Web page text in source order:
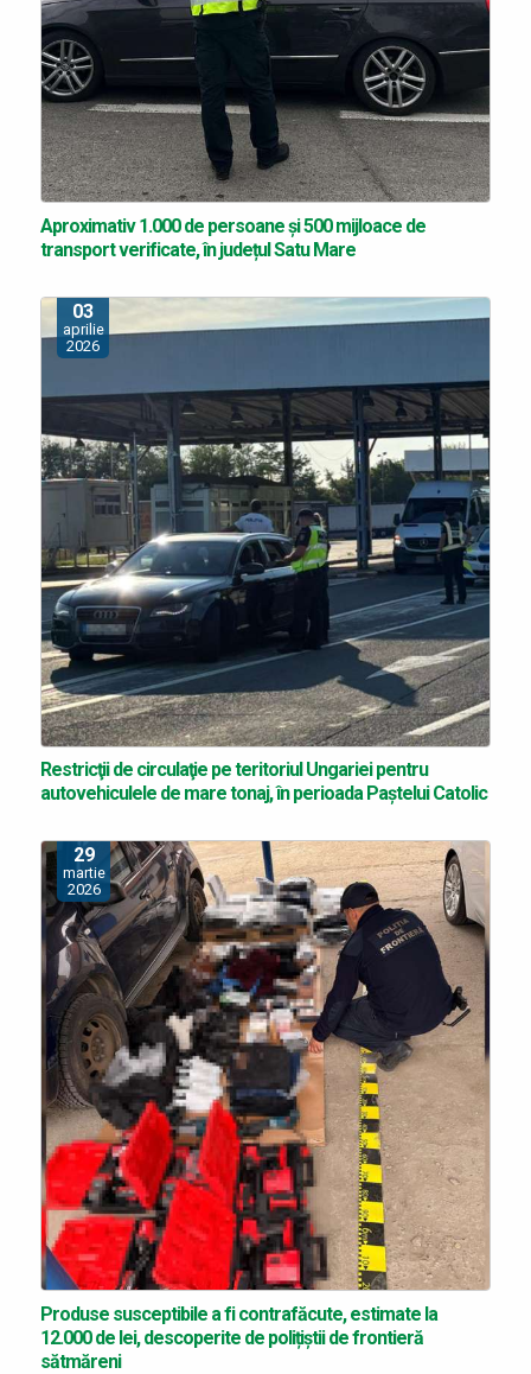
Aproximativ 1.000 de persoane și 500 mijloace de
transport verificate, în județul Satu Mare
03
aprilie
2026
Restricţii de circulaţie pe teritoriul Ungariei pentru
autovehiculele de mare tonaj, în perioada Paștelui Catolic
29
martie
2026
Produse susceptibile a fi contrafăcute, estimate la
12.000 de lei, descoperite de polițiștii de frontieră
sătmăreni